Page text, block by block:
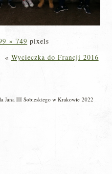
× 749 pixels
« Wycieczka do Francji 2016
Jana III Sobieskiego w Krakowie 2022